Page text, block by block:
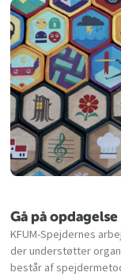
Gå på
KFUM-Spejdernes
der understøtter
består af